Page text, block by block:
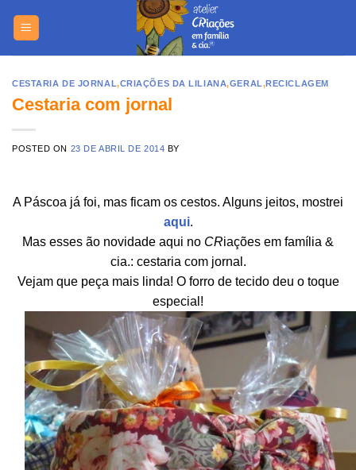
CESTARIA DE JORNAL,CRIAÇÕES DA LILIANA,GERAL,RECICLAGEM
Cestaria com jornal
POSTED ON 23 DE ABRIL DE 2014 BY
A Páscoa já foi, mas ficam os cestos. Alguns jeitos, mostrei
aqui.
Mas esses ão novidade aqui no CRiações em família &
cia.: cestaria com jornal.
Vejam que peça mais linda! O forro de tecido deu o toque
especial!